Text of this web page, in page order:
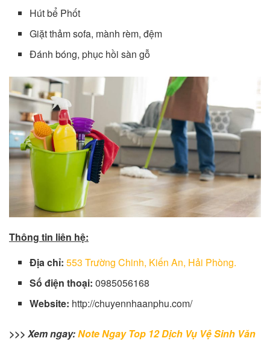
Hút bể Phốt
Giặt thảm sofa, mành rèm, đệm
Đánh bóng, phục hồi sàn gỗ
Thông tin liên hệ:
Địa chỉ:553 Trường Chinh, Kiến An, Hải Phòng.
Số điện thoại:0985056168
Website: http://chuyennhaanphu.com/
>>> Xem ngay:Note Ngay Top 12 Dịch Vụ Vệ Sinh Văn